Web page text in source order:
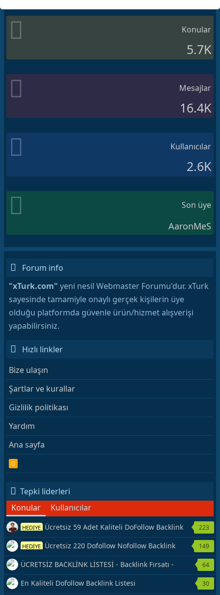
Konular
5.7K
Mesajlar
16.4K
Kullanıcılar
2.6K
Son üye
AaronMeS
Forum info
"xTurk.com" yeni nesil Webmaster Forumu'dur. xTurk
sayesinde tamamiyle onaylı gerçek kişilerin üye
olduğu platformda güvenle ürün/hizmet alışverişi
yapabilirsiniz.
Hızlı linkler
Bize ulaşın
Şartlar ve kurallar
Gizlilik politikası
Yardım
Ana sayfa
S
Tepki liderleri
Konular
Kullanıcılar
HEDİYE Ücretsiz 59 Adet Kaliteli DoFollow Backlink
Kaynağı Veriyorum.
223
HEDİYE Ücretsiz 220 Dofollow Nofollow Backlink
Veriyorum
149
ÜCRETSİZ BACKLİNK LİSTESİ - Backlink Fırsatı -
Hemen Yetiş!
64
En Kaliteli Dofollow Backlink Listesi 30